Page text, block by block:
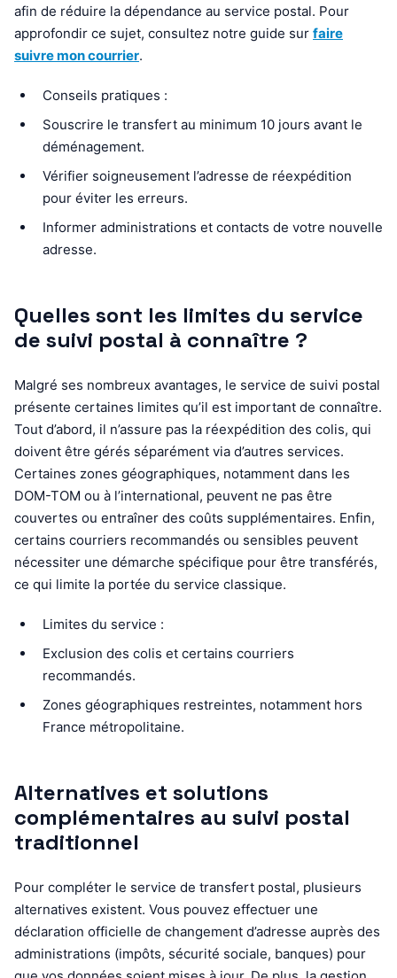
afin de réduire la dépendance au service postal. Pour
approfondir ce sujet, consultez notre guide sur faire
suivre mon courrier.
Conseils pratiques :
Souscrire le transfert au minimum 10 jours avant le
déménagement.
Vérifier soigneusement l’adresse de réexpédition
pour éviter les erreurs.
Informer administrations et contacts de votre nouvelle
adresse.
Quelles sont les limites du service
de suivi postal à connaître ?
Malgré ses nombreux avantages, le service de suivi postal
présente certaines limites qu’il est important de connaître.
Tout d’abord, il n’assure pas la réexpédition des colis, qui
doivent être gérés séparément via d’autres services.
Certaines zones géographiques, notamment dans les
DOM-TOM ou à l’international, peuvent ne pas être
couvertes ou entraîner des coûts supplémentaires. Enfin,
certains courriers recommandés ou sensibles peuvent
nécessiter une démarche spécifique pour être transférés,
ce qui limite la portée du service classique.
Limites du service :
Exclusion des colis et certains courriers
recommandés.
Zones géographiques restreintes, notamment hors
France métropolitaine.
Alternatives et solutions
complémentaires au suivi postal
traditionnel
Pour compléter le service de transfert postal, plusieurs
alternatives existent. Vous pouvez effectuer une
déclaration officielle de changement d’adresse auprès des
administrations (impôts, sécurité sociale, banques) pour